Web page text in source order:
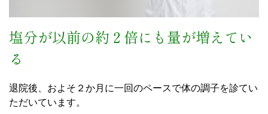
塩分が以前の約２倍にも量が増えてい
る
退院後、およそ２か月に一回のペースで体の調子を診てい
ただいています。